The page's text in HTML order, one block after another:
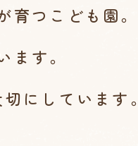
育つこども園。
ます。
にしています。